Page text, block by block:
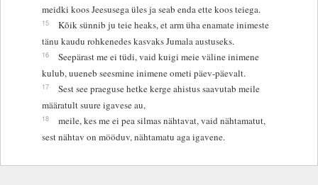
meidki koos Jeesusega üles ja seab enda ette koos teiega.
15
Kõik sünnib ju teie heaks, et arm üha enamate inimeste
tänu kaudu rohkenedes kasvaks Jumala austuseks.
16
Seepärast me ei tüdi, vaid kuigi meie väline inimene
kulub, uueneb seesmine inimene ometi päev-päevalt.
17
Sest see praeguse hetke kerge ahistus saavutab meile
määratult suure igavese au,
18
meile, kes me ei pea silmas nähtavat, vaid nähtamatut,
sest nähtav on mööduv, nähtamatu aga igavene.